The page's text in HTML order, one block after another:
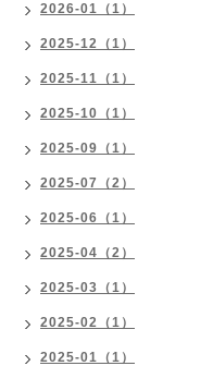
2026-01（1）
2025-12（1）
2025-11（1）
2025-10（1）
2025-09（1）
2025-07（2）
2025-06（1）
2025-04（2）
2025-03（1）
2025-02（1）
2025-01（1）